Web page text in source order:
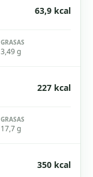
63,9 kcal
GRASAS
3,49 g
227 kcal
GRASAS
17,7 g
350 kcal